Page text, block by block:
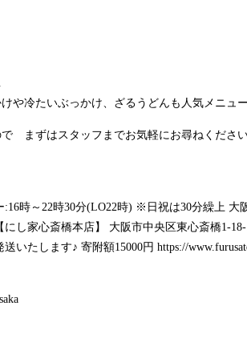
冷たいぶっかけ、ざるうどんも人気メニュ
まずはスタッフまでお気軽にお尋ねくださ
時～22時30分(LO22時) ※日祝は30分繰上
し家心斎橋本店】 大阪市中央区東心斎橋1-
いたします♪ 寄附額15000円 https://